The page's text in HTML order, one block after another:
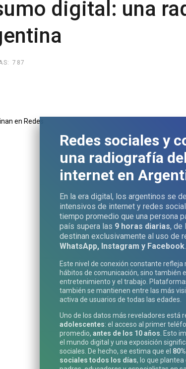
digital: una
787
Redes sociales y
una radiografía
internet en
En la era digital, los argentinos se
intensivos de internet y redes
tiempo promedio que una persona
país supera las 9 horas diarias, de
destinan exclusivamente al uso de
WhatsApp, Instagram y Facebook.
Este nivel de conexión constante
hábitos de comunicación, sino también
entretenimiento y el trabajo.
también se mantienen entre las más
activa de usuarios de todas las edades.
Uno de los datos más reveladores está
adolescentes: el acceso al primer
promedio,antes de los 10 años . Esto
el mundo digital y una exposición
sociales. De hecho, se estima que el
sociales todos los días, lo que